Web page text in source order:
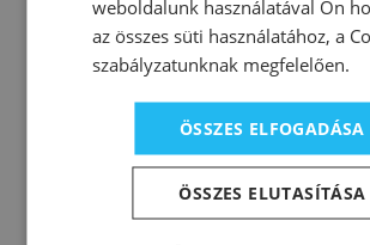
UV Plus nem alkalmas utolsó
sötét színű lazúrokra, vagy
szűrők és elnyelők tejszerű külsőt
felületnek.
weboldalunk használatával Ön
az összes süti használatához, a
szabályzatunknak megfelelően.
ÖSSZES ELFOGADÁSA
ÖSSZES ELUTASÍTÁSA